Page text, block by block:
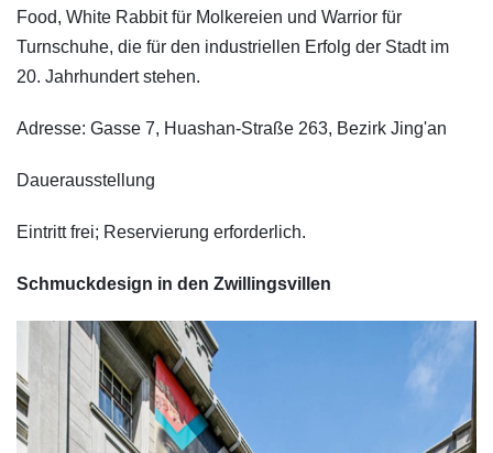
Food, White Rabbit für Molkereien und Warrior für
Turnschuhe, die für den industriellen Erfolg der Stadt im
20. Jahrhundert stehen.
Adresse: Gasse 7, Huashan-Straße 263, Bezirk Jing'an
Dauerausstellung
Eintritt frei; Reservierung erforderlich.
Schmuckdesign in den Zwillingsvillen